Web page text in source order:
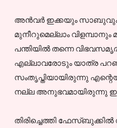
അന്‍വര്‍ ഇക്കയും സാബുവും
മുനീറുമെല്ലാം
പന്തിയില്‍ തന്നെ
എല്ലാവരോടും യാത്ര
സംതൃപ്തിയായിരുന്നു
നല്ല അനുഭവമായിരുന്നു ഈ
തിരിച്ചെത്തി